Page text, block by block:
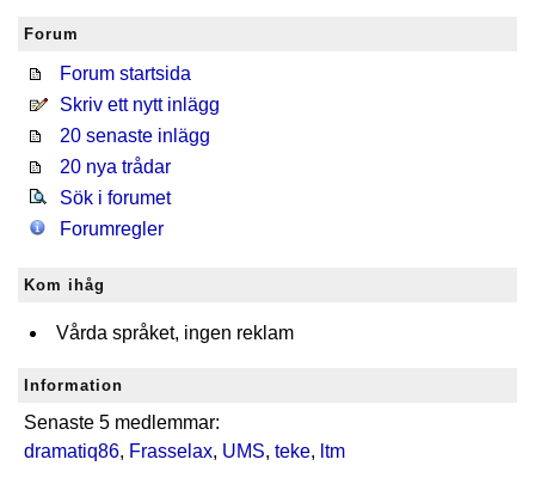
Forum
Forum startsida
Skriv ett nytt inlägg
20 senaste inlägg
20 nya trådar
Sök i forumet
Forumregler
Kom ihåg
Vårda språket, ingen reklam
Information
Senaste 5 medlemmar:
dramatiq86, Frasselax, UMS, teke, ltm